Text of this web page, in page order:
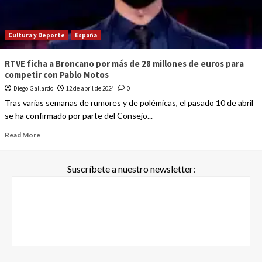
Cultura y Deporte España
RTVE ficha a Broncano por más de 28 millones de euros para
competir con Pablo Motos
Diego Gallardo 12 de abril de 2024 0
Tras varias semanas de rumores y de polémicas, el pasado 10 de abril
se ha confirmado por parte del Consejo...
Read More
Suscríbete a nuestro newsletter: